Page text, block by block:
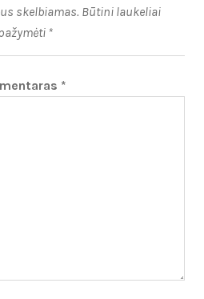
skelbiamas. Būtini laukeliai
*
*